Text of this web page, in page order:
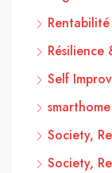
Résilience
Self
smarthome
Society,
Society,